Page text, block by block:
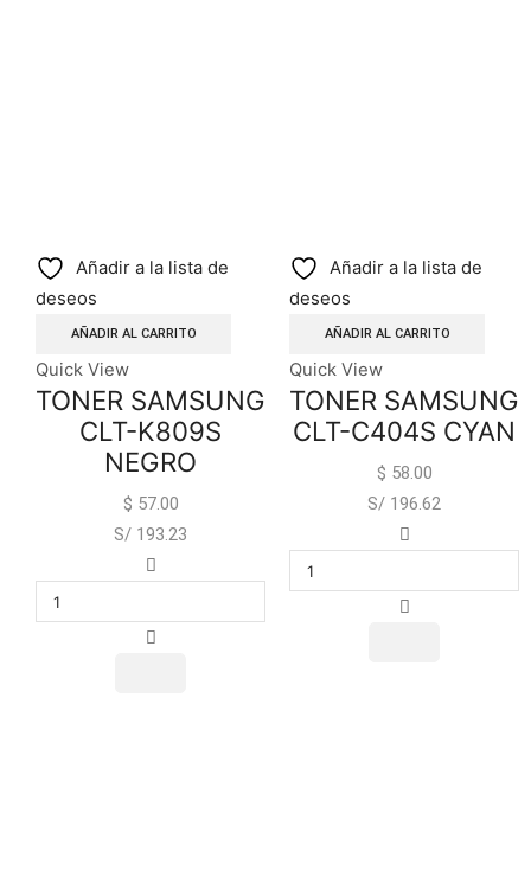
Añadir a la lista de
deseos
AÑADIR AL CARRITO
Quick View
TONER SAMSUNG
CLT-K809S
NEGRO
$ 57.00
S/ 193.23
Añadir a la lista de
deseos
AÑADIR AL CARRITO
Quick View
TONER SAMSUNG
CLT-C404S CYAN
$ 58.00
S/ 196.62